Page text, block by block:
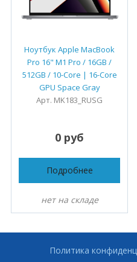
Ноутбук Apple MacBook
Pro 16" M1 Pro / 16GB /
512GB / 10-Core | 16-Core
GPU Space Gray
Арт. MK183_RUSG
0 руб
Подробнее
нет на складе
Политика